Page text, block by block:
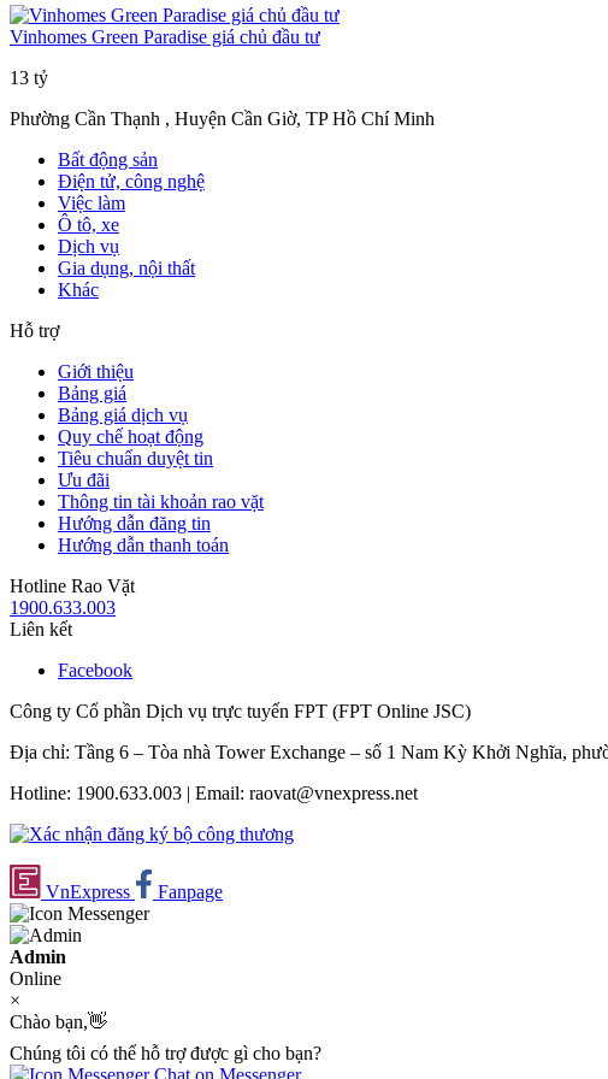
Vinhomes Green Paradise giá chủ đầu tư
13 tỷ
Phường Cần Thạnh , Huyện Cần Giờ, TP Hồ Chí Minh
Bất động sản
Điện tử, công nghệ
Việc làm
Ô tô, xe
Dịch vụ
Gia dụng, nội thất
Khác
Hỗ trợ
Giới thiệu
Bảng giá
Bảng giá dịch vụ
Quy chế hoạt động
Tiêu chuẩn duyệt tin
Ưu đãi
Thông tin tài khoản rao vặt
Hướng dẫn đăng tin
Hướng dẫn thanh toán
Hotline Rao Vặt
1900.633.003
Liên kết
Facebook
Công ty Cổ phần Dịch vụ trực tuyến FPT (FPT Online JSC)
Địa chỉ: Tầng 6 – Tòa nhà Tower Exchange – số 1 Nam Kỳ Khởi Nghĩa,
Hotline: 1900.633.003 | Email: raovat@vnexpress.net
VnExpress Fanpage
Admin
Online
×
Chào bạn,👋
Chúng tôi có thể hỗ trợ được gì cho bạn?
Chat on Messenger